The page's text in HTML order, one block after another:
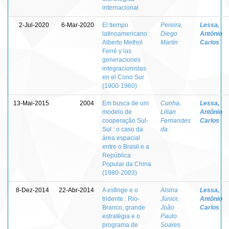
internacional
2-Jul-2020 6-Mar-2020
El tiempo
latinoamericano :
Alberto Methol
Ferré y las
generaciones
integracionistas
en el Cono Sur
(1900-1960)
Pereira,
Diego
Martín
Lessa,
Antônio
Carlos
13-Mai-2015 2004
Em busca de um
modelo de
cooperação Sul-
Sul : o caso da
área espacial
entre o Brasil e a
República
Popular da China
(1980-2003)
Cunha,
Lilian
Fernandes
da
Lessa,
Antônio
Carlos
8-Dez-2014 22-Abr-2014
A esfinge e o
tridente : Rio-
Branco, grande
estratégia e o
programa de
Alsina
Júnior,
João
Paulo
Soares
Lessa,
Antônio
Carlos